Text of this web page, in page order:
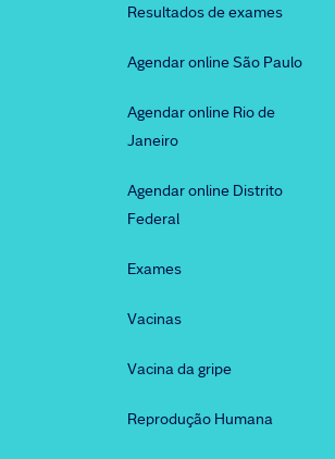
Resultados de exames
Agendar online São Paulo
Agendar online Rio de
Janeiro
Agendar online Distrito
Federal
Exames
Vacinas
Vacina da gripe
Reprodução Humana